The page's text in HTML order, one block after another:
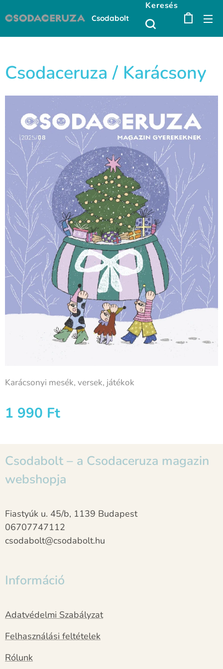
Csodabolt
Keresés
Csodaceruza / Karácsony
Karácsonyi mesék, versek, játékok
1 990 Ft
Csodabolt – a Csodaceruza magazin
webshopja
Fiastyúk u. 45/b, 1139 Budapest
06707747112
csodabolt@csodabolt.hu
Információ
Adatvédelmi Szabályzat
Felhasználási feltételek
Rólunk